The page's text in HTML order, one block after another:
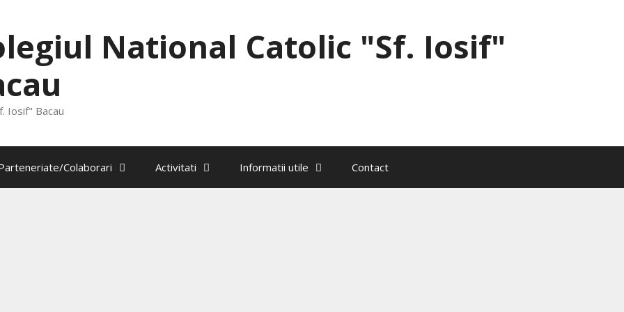
National Catolic "Sf. Iosif"
Iosif" Bacau
Colaborari Activitati Informatii utile Contact